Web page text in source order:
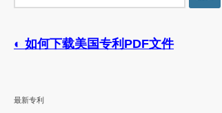
索：
◐ 如何下载美国专利PDF文件
最新专利